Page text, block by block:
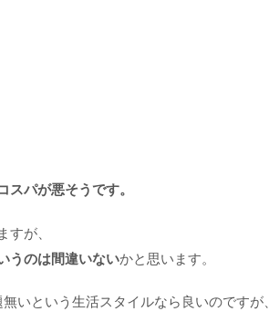
パが悪そうです。
が、
うのは間違いないかと思います。
いという生活スタイルなら良いのですが、